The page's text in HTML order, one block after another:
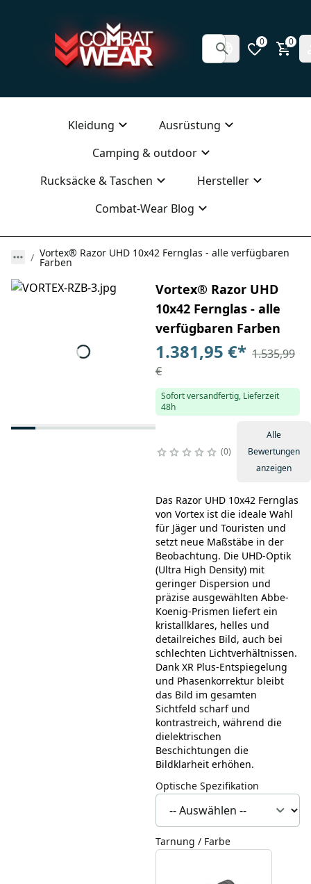
0 0
Kleidung
Ausrüstung
Camping & outdoor
Rucksäcke & Taschen
Hersteller
Combat-Wear Blog
Vortex® Razor UHD 10x42 Fernglas - alle verfügbaren
Farben
Vortex® Razor UHD
10x42 Fernglas - alle
verfügbaren Farben
1.381,95 €* 1.535,99
€
Sofort versandfertig, Lieferzeit
48h
0
Alle
Bewertungen
anzeigen
Das Razor UHD 10x42 Fernglas
von Vortex ist die ideale Wahl
für Jäger und Touristen und
setzt neue Maßstäbe in der
Beobachtung. Die UHD-Optik
(Ultra High Density) mit
geringer Dispersion und
präzise ausgewählten Abbe-
Koenig-Prismen liefert ein
kristallklares, helles und
detailreiches Bild, auch bei
schlechten Lichtverhältnissen.
Dank XR Plus-Entspiegelung
und Phasenkorrektur bleibt
das Bild im gesamten
Sichtfeld scharf und
kontrastreich, während die
dielektrischen
Beschichtungen die
Bildklarheit erhöhen.
Optische Spezifikation
Tarnung / Farbe